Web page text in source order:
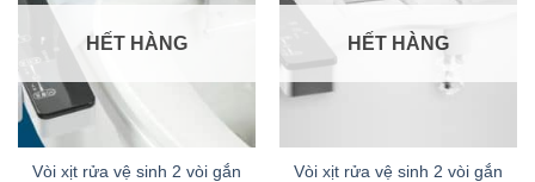
HẾT HÀNG
Vòi xịt rửa vệ sinh 2 vòi gắn
HẾT HÀNG
Vòi xịt rửa vệ sinh 2 vòi gắn